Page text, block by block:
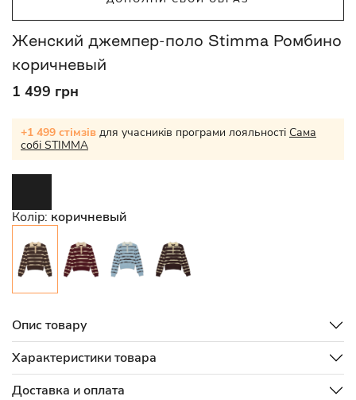
Женский джемпер-поло Stimma Ромбино
коричневый
1 499 грн
+1 499 стімзів для учасників програми лояльності Сама
собі STIMMA
Колір: коричневый
Опис товару
Характеристики товара
Доставка и оплата